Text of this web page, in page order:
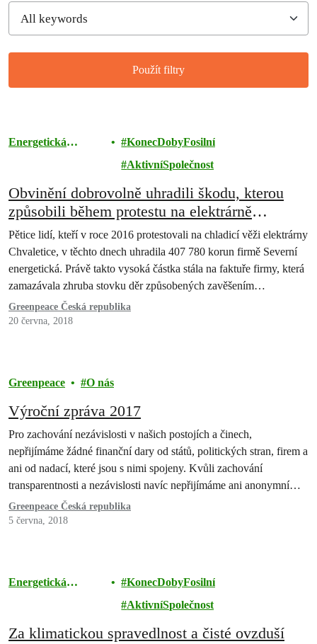
Použít filtry
Energetická
KonecDobyFosilní
AktivníSpolečnost
Obvinění dobrovolně uhradili škodu, kterou
způsobili během protestu na elektrárně
Chvaletice
Pětice lidí, kteří v roce 2016 protestovali na chladicí věži elektrárny
Chvaletice, v těchto dnech uhradila 407 780 korun firmě Severní
energetická. Právě takto vysoká částka stála na faktuře firmy, která
zamazávala zhruba stovku děr způsobených zavěšením
transparentů. Obvinění na věži protestovali proti kontroverznímu
rozhodnutí státních úředníků automaticky prodloužit provoz
Greenpeace Česká republika
20 června, 2018
Greenpeace O nás
Výroční zpráva 2017
Pro zachování nezávislosti v našich postojích a činech,
nepřijímáme žádné finanční dary od států, politických stran, firem a
ani od nadací, které jsou s nimi spojeny. Kvůli zachování
transparentnosti a nezávislosti navíc nepřijímáme ani anonymní
dary. Zpracování údajů však samozřejmě probíhá zcela v souladu
se zákonem č. 101/2000Sb o ochraně osobních údajů. Naše
Greenpeace Česká republika
5 června, 2018
Energetická
KonecDobyFosilní
AktivníSpolečnost
Za klimatickou spravedlnost a čisté ovzduší